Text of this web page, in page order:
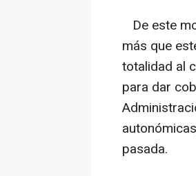
De este
más que
totalidad al
para dar
pasada.